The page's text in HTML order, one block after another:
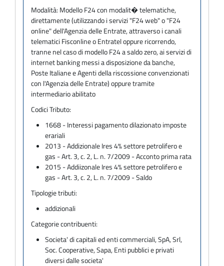
Modalità: Modello F24 con modalit� telematiche,
direttamente (utilizzando i servizi "F24 web" o "F24
online" dell'Agenzia delle Entrate, attraverso i canali
telematici Fisconline o Entratel oppure ricorrendo,
tranne nel caso di modello F24 a saldo zero, ai servizi di
internet banking messi a disposizione da banche,
Poste Italiane e Agenti della riscossione convenzionati
con l'Agenzia delle Entrate) oppure tramite
intermediario abilitato
Codici Tributo:
1668 - Interessi pagamento dilazionato imposte
erariali
2013 - Addizionale Ires 4% settore petrolifero e
gas - Art. 3, c. 2, L. n. 7/2009 - Acconto prima rata
2015 - Addiizonale Ires 4% settore petrolifero e
gas - Art. 3, c. 2, L. n. 7/2009 - Saldo
Tipologie tributi:
addizionali
Categorie contribuenti:
Societa' di capitali ed enti commerciali, SpA, Srl,
Soc. Cooperative, Sapa, Enti pubblici e privati
diversi dalle societa'